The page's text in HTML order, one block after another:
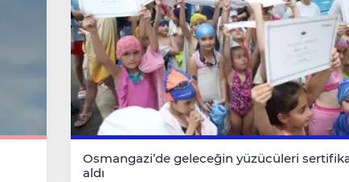
Osmangazi’de geleceğin yüzücüleri
aldı